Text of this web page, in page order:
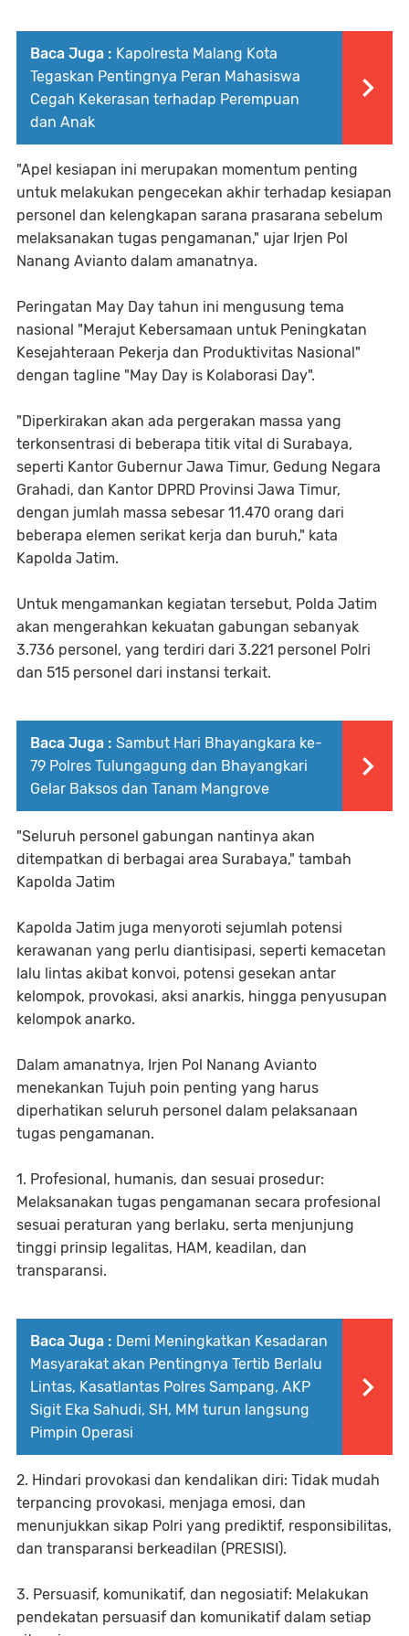
Baca Juga : Kapolresta Malang Kota
Tegaskan Pentingnya Peran Mahasiswa
Cegah Kekerasan terhadap Perempuan
dan Anak
"Apel kesiapan ini merupakan momentum penting
untuk melakukan pengecekan akhir terhadap kesiapan
personel dan kelengkapan sarana prasarana sebelum
melaksanakan tugas pengamanan," ujar Irjen Pol
Nanang Avianto dalam amanatnya.
Peringatan May Day tahun ini mengusung tema
nasional "Merajut Kebersamaan untuk Peningkatan
Kesejahteraan Pekerja dan Produktivitas Nasional"
dengan tagline "May Day is Kolaborasi Day".
"Diperkirakan akan ada pergerakan massa yang
terkonsentrasi di beberapa titik vital di Surabaya,
seperti Kantor Gubernur Jawa Timur, Gedung Negara
Grahadi, dan Kantor DPRD Provinsi Jawa Timur,
dengan jumlah massa sebesar 11.470 orang dari
beberapa elemen serikat kerja dan buruh," kata
Kapolda Jatim.
Untuk mengamankan kegiatan tersebut, Polda Jatim
akan mengerahkan kekuatan gabungan sebanyak
3.736 personel, yang terdiri dari 3.221 personel Polri
dan 515 personel dari instansi terkait.
Baca Juga : Sambut Hari Bhayangkara ke-
79 Polres Tulungagung dan Bhayangkari
Gelar Baksos dan Tanam Mangrove
"Seluruh personel gabungan nantinya akan
ditempatkan di berbagai area Surabaya," tambah
Kapolda Jatim
Kapolda Jatim juga menyoroti sejumlah potensi
kerawanan yang perlu diantisipasi, seperti kemacetan
lalu lintas akibat konvoi, potensi gesekan antar
kelompok, provokasi, aksi anarkis, hingga penyusupan
kelompok anarko.
Dalam amanatnya, Irjen Pol Nanang Avianto
menekankan Tujuh poin penting yang harus
diperhatikan seluruh personel dalam pelaksanaan
tugas pengamanan.
1. Profesional, humanis, dan sesuai prosedur:
Melaksanakan tugas pengamanan secara profesional
sesuai peraturan yang berlaku, serta menjunjung
tinggi prinsip legalitas, HAM, keadilan, dan
transparansi.
Baca Juga : Demi Meningkatkan Kesadaran
Masyarakat akan Pentingnya Tertib Berlalu
Lintas, Kasatlantas Polres Sampang, AKP
Sigit Eka Sahudi, SH, MM turun langsung
Pimpin Operasi
2. Hindari provokasi dan kendalikan diri: Tidak mudah
terpancing provokasi, menjaga emosi, dan
menunjukkan sikap Polri yang prediktif, responsibilitas,
dan transparansi berkeadilan (PRESISI).
3. Persuasif, komunikatif, dan negosiatif: Melakukan
pendekatan persuasif dan komunikatif dalam setiap